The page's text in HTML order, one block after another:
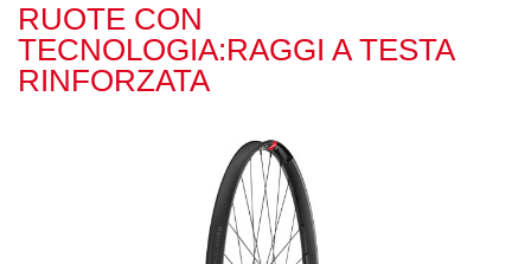
RUOTE CON
TECNOLOGIA:RAGGI A TESTA
RINFORZATA